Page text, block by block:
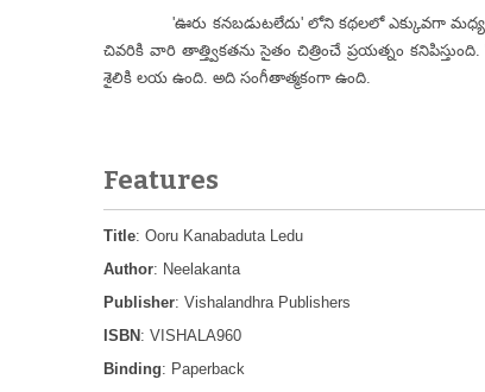
'ఊరు కనబడుటలేదు' లోని కథలలో ఎక్కువగా
చివరికి వారి తాత్త్వికతను సైతం చిత్రించే ప్రయత్నం
శైలికి లయ ఉంది. అది సంగీతాత్మకంగా ఉంది.
Features
Title: Ooru Kanabaduta Ledu
Author: Neelakanta
Publisher: Vishalandhra Publishers
ISBN : VISHALA960
Binding: Paperback